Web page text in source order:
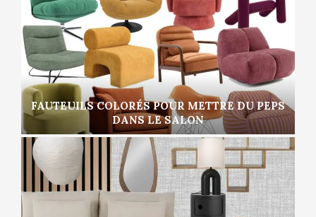
FAUTEUILS COLORÉS POUR METTRE DU PEPS
DANS LE SALON